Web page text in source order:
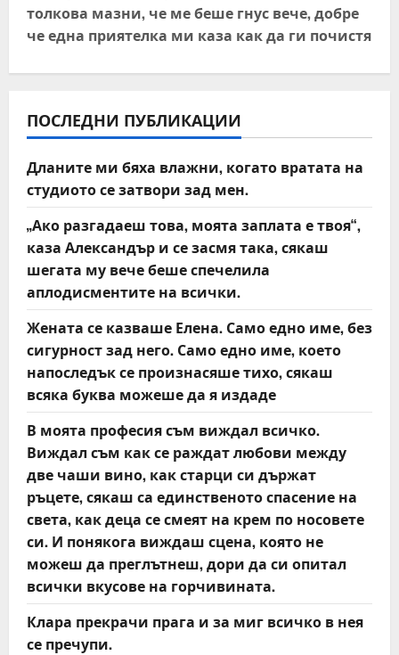
n
a
v
i
g
a
t
i
o
n
толкова мазни, че ме беше гнус вече, добре
че една приятелка ми каза как да ги почистя
ПОСЛЕДНИ ПУБЛИКАЦИИ
Дланите ми бяха влажни, когато вратата на
студиото се затвори зад мен.
„Ако разгадаеш това, моята заплата е твоя“,
каза Александър и се засмя така, сякаш
шегата му вече беше спечелила
аплодисментите на всички.
Жената се казваше Елена. Само едно име, без
сигурност зад него. Само едно име, което
напоследък се произнасяше тихо, сякаш
всяка буква можеше да я издаде
В моята професия съм виждал всичко.
Виждал съм как се раждат любови между
две чаши вино, как старци си държат
ръцете, сякаш са единственото спасение на
света, как деца се смеят на крем по носовете
си. И понякога виждаш сцена, която не
можеш да преглътнеш, дори да си опитал
всички вкусове на горчивината.
Клара прекрачи прага и за миг всичко в нея
се пречупи.